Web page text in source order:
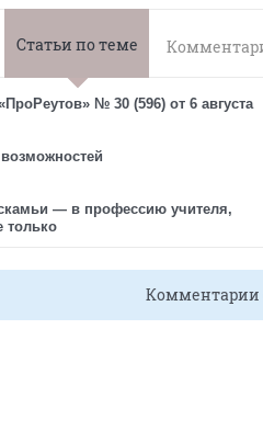
Статьи по теме
№ 30 (596) от 6 августа
— в профессию учителя,
только